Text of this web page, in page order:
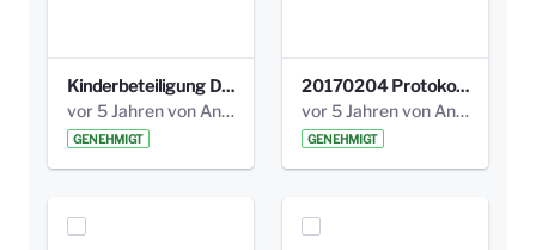
Kinderbeteiligung Dez. 17 _Abstimmung Klettergerüst.pdf
vor 5 Jahren von Anni Schlumberger
GENEHMIGT
20170204 Protokoll Workshop 2 Promenade Schloßstraße (1).pdf
vor 5 Jahren von Anni Schlumberger
GENEHMIGT